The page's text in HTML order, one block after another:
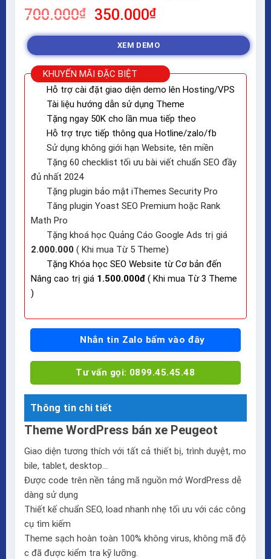
700.000₫
Giá
gốc
700.000₫.
350.000₫Giá
hiện
tại
là:
350.000₫.
XEM DEMO
KHUYẾN MÃI ĐẶC BIỆT
Hỗ trợ cài đặt giao diện demo lên Hosting/VPS
Tài liệu hướng dẫn sử dụng Theme
Tặng ngay 50K cho lần mua tiếp theo
Hỗ trợ trực tiếp thông qua Hotline/zalo/fb
Sử dụng không giới hạn Website, tên miền
Tặng 60 checklist tối ưu bài viết chuẩn SEO đầy
đủ nhất 2024
Tặng plugin bảo mật iThemes Security Pro
Tăng plugin Yoast SEO Premium hoặc Rank
Math Pro
Tặng khoá học Quảng Cáo Google Ads trị giá
2.000.000 ( Khi mua Từ 5 Theme)
Tặng Khóa học SEO Website từ Cơ bản đến
Nâng cao trị giá 1.500.000đ ( Khi mua Từ 3 Theme
)
Nhắn tin Zalo bấm vào đây
Tư vấn gọi: 0899.45.45.48
Thông tin chi tiết
Theme WordPress bán xe Peugeot
Giao diện tương thích với tất cả thiết bị, trình duyệt, mo
bile, tablet, desktop…
Được code trên nền tảng mã nguồn mở WordPress dễ
dàng sử dụng
Thiết kế chuẩn SEO, load nhanh nhẹ tối ưu với các công
cụ tìm kiếm
Theme sạch hoàn toàn 100% không virus, không mã độ
c đã được kiểm tra kỹ lưỡng.